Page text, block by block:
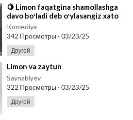
⁣🍋 Limon faqatgina shamollashga
davo boʻladi deb oʻylasangiz xato
qilasiz! Gaz duxovkasini tabiiy li
Komediya
342 Просмотры · 03/23/25
Другой
⁣Limon va zaytun
Saynabiyev
322 Просмотры · 03/23/25
Другой